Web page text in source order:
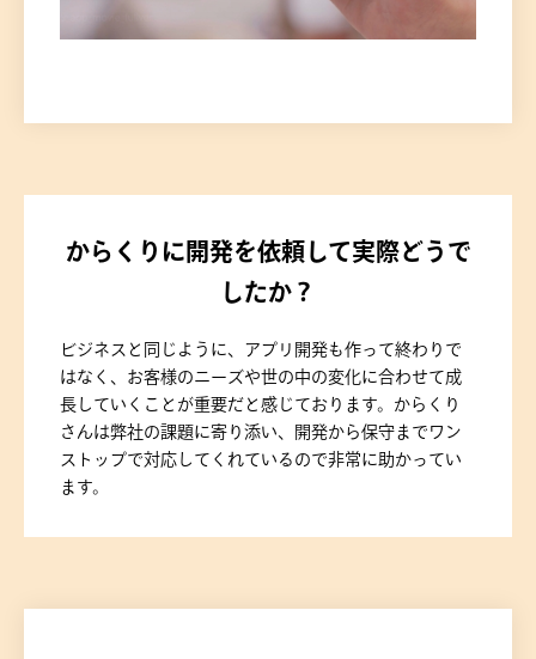
からくりに開発を依頼して実際どうで
したか？
ビジネスと同じように、アプリ開発も作って終わりで
はなく、お客様のニーズや世の中の変化に合わせて成
長していくことが重要だと感じております。からくり
さんは弊社の課題に寄り添い、開発から保守までワン
ストップで対応してくれているので非常に助かってい
ます。